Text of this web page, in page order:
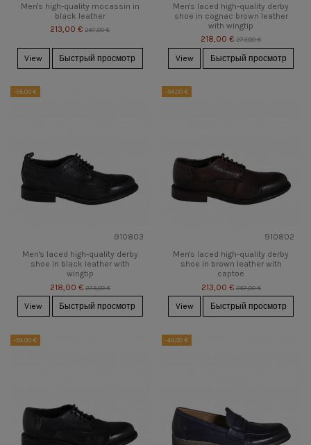
Men's high-quality mocassin in
black leather
213,00 € 267,00 €
View Быстрый просмотр
Men's laced high-quality derby
shoe in cognac brown leather
with wingtip
218,00 € 273,00 €
View Быстрый просмотр
-55,00 €
910803
Men's laced high-quality derby
shoe in black leather with
wingtip
218,00 € 273,00 €
View Быстрый просмотр
-54,00 €
910802
Men's laced high-quality derby
shoe in brown leather with
captoe
213,00 € 267,00 €
View Быстрый просмотр
-54,00 € -44,00 €